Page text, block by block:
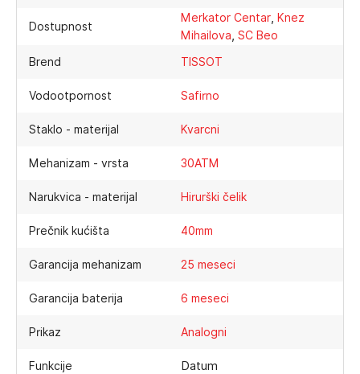
Dostupnost
Merkator Centar, Knez
Mihailova, SC Beo
Brend TISSOT
Vodootpornost Safirno
Staklo - materijal Kvarcni
Mehanizam - vrsta 30ATM
Narukvica - materijal Hirurški čelik
Prečnik kućišta 40mm
Garancija mehanizam 25 meseci
Garancija baterija 6 meseci
Prikaz Analogni
Funkcije Datum